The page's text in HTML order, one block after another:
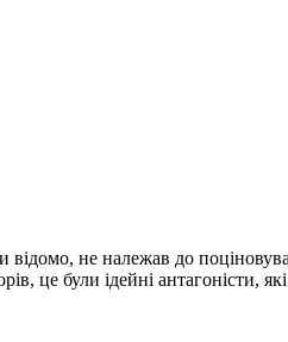
не належав до
це були ідейні антагоністи,